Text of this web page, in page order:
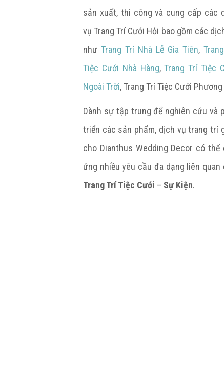
sản xuất, thi công và cung cấp các
vụ Trang Trí Cưới Hỏi bao gồm các
như Trang Trí Nhà Lễ Gia Tiên,
Tiệc Cưới Nhà Hàng,Trang Trí Tiệc
Ngoài Trời, Trang Trí Tiệc Cưới Phương
Dành sự tập trung để nghiên cứu và
triển các sản phẩm, dịch vụ trang trí
cho Dianthus Wedding Decor có thể
ứng nhiều yêu cầu đa dạng liên quan
Trang Trí Tiệc Cưới – Sự Kiện.